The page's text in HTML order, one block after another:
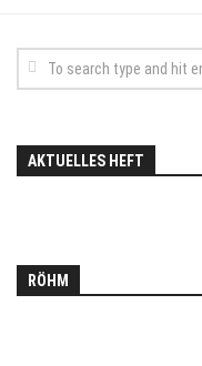
AKTUELLES HEFT
RÖHM